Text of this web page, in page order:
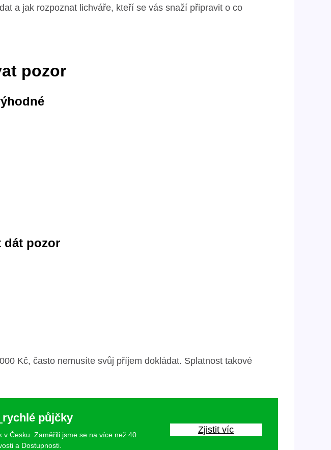
a jak rozpoznat lichváře, kteří se vás snaží připravit o co
pozor
dát pozor
Kč, často nemusíte svůj příjem dokládat. Splatnost takové
rychlé půjčky
v Česku. Zaměřili jsme se na více než 40
a Dostupnosti.
Zjistit víc